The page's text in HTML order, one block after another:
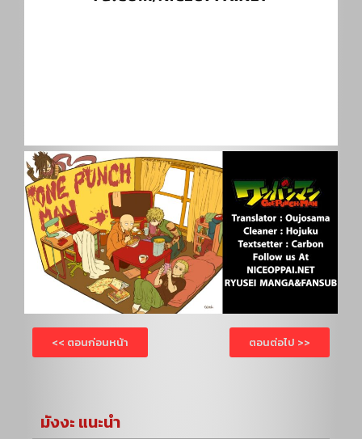
<< ตอนก่อนหน้า ตอนต่อไป >>
มังงะ แนะนำ